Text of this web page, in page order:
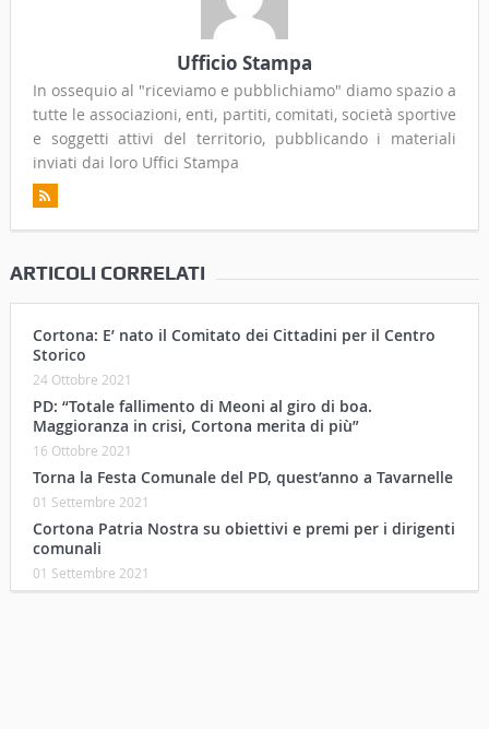
Ufficio Stampa
In ossequio al "riceviamo e pubblichiamo" diamo spazio a
tutte le associazioni, enti, partiti, comitati, società sportive
e soggetti attivi del territorio, pubblicando i materiali
inviati dai loro Uffici Stampa
ARTICOLI CORRELATI
Cortona: E’ nato il Comitato dei Cittadini per il Centro
Storico
24 Ottobre 2021
PD: “Totale fallimento di Meoni al giro di boa.
Maggioranza in crisi, Cortona merita di più”
16 Ottobre 2021
Torna la Festa Comunale del PD, quest’anno a Tavarnelle
01 Settembre 2021
Cortona Patria Nostra su obiettivi e premi per i dirigenti
comunali
01 Settembre 2021